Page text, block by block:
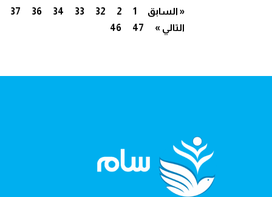
« السابق 1
2
32
33
34
36
37
46
47 التالي »